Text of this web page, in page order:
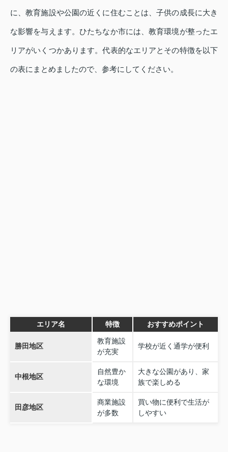
に、教育施設や公園の近くに住むことは、子供の成長に大き
な影響を与えます。ひたちなか市には、教育環境が整ったエ
リアがいくつかあります。代表的なエリアとその特徴を以下
の表にまとめましたので、参考にしてください。
エリア名 特徴 おすすめポイント
勝田地区
教育施設
が充実
学校が近く通学が便利
中根地区
自然豊か
な環境
大きな公園があり、家
族で楽しめる
田彦地区
商業施設
が多数
買い物に便利で生活が
しやすい